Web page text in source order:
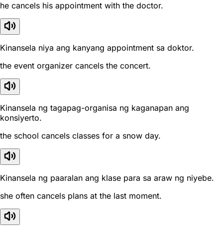
he cancels his appointment with the doctor.
Kinansela niya ang kanyang appointment sa doktor.
the event organizer cancels the concert.
Kinansela ng tagapag-organisa ng kaganapan ang
konsiyerto.
the school cancels classes for a snow day.
Kinansela ng paaralan ang klase para sa araw ng niyebe.
she often cancels plans at the last moment.